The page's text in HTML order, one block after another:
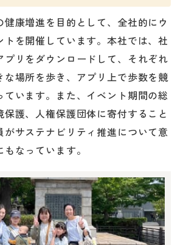
康増進を目的として、全社的にウ
トを開催しています。本社では、社
プリをダウンロードして、それぞれ
な場所を歩き、アプリ上で歩数を競
ています。また、イベント期間の総
護、人権保護団体に寄付すること
がサステナビリティ推進について意
なっています。